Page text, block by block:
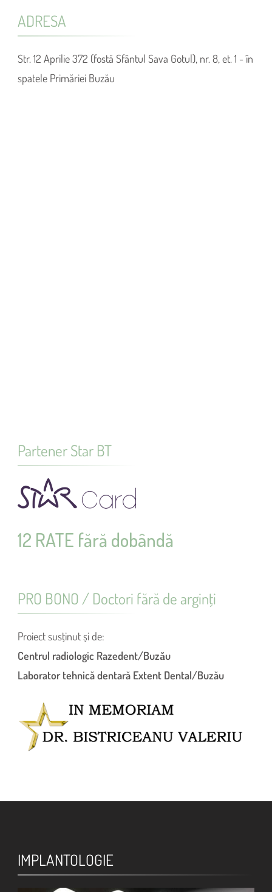
ADRESA
Str. 12 Aprilie 372 (fostă Sfântul Sava Gotul), nr. 8, et. 1 - în
spatele Primăriei Buzău
Partener Star BT
12 RATE fără dobândă
PRO BONO / Doctori fără de arginţi
Proiect susţinut și de:
Centrul radiologic Razedent/Buzău
Laborator tehnică dentară Extent Dental/Buzău
IMPLANTOLOGIE